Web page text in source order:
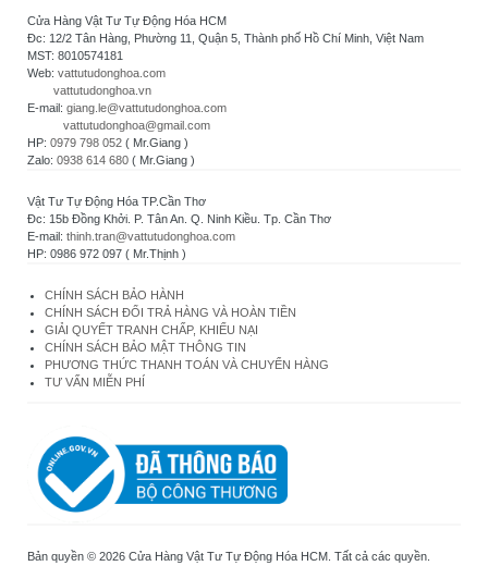
Cửa Hàng Vật Tư Tự Động Hóa HCM
Đc: 12/2 Tân Hàng, Phường 11, Quận 5, Thành phố Hồ Chí Minh, Việt Nam
MST: 8010574181
Web: vattutudonghoa.com
vattutudonghoa.vn
E-mail: giang.le@vattutudonghoa.com
vattutudonghoa@gmail.com
HP: 0979 798 052 ( Mr.Giang )
Zalo: 0938 614 680 ( Mr.Giang )
Vật Tư Tự Động Hóa TP.Cần Thơ
Đc: 15b Đồng Khởi. P. Tân An. Q. Ninh Kiều. Tp. Cần Thơ
E-mail: thinh.tran@vattutudonghoa.com
HP: 0986 972 097 ( Mr.Thịnh )
CHÍNH SÁCH BẢO HÀNH
CHÍNH SÁCH ĐỔI TRẢ HÀNG VÀ HOÀN TIỀN
GIẢI QUYẾT TRANH CHẤP, KHIẾU NẠI
CHÍNH SÁCH BẢO MẬT THÔNG TIN
PHƯƠNG THỨC THANH TOÁN VÀ CHUYỂN HÀNG
TƯ VẤN MIỄN PHÍ
Bản quyền © 2026 Cửa Hàng Vật Tư Tự Động Hóa HCM. Tất cả các quyền.